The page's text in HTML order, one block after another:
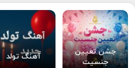
جشن تعیین
جنسیت
آهنگ تولد